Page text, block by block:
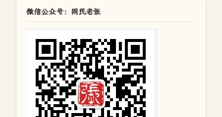
微信公众号：网民老张